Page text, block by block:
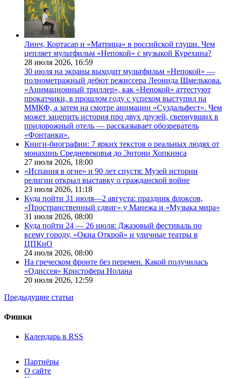
Линч, Кортасар и «Матрица» в российской глуши. Чем
цепляет мультфильм «Непокой» с музыкой Курехина?
28 июля 2026, 16:59
30 июля на экраны выходит мультфильм «Непокой» —
полнометражный дебют режиссера Леонида Шмелькова.
«Анимационный триллер», как «Непокой» аттестуют
прокатчики, в прошлом году с успехом выступил на
ММКФ, а затем на смотре анимации «Суздальфест». Чем
может зацепить история про двух друзей, свернувших в
придорожный отель — рассказывает обозреватель
«Фонтанки».
Книги-биографии: 7 ярких текстов о реальных людях от
монахинь Средневековья до Энтони Хопкинса
27 июля 2026, 18:00
«Испания в огне» и 90 лет спустя: Музей истории
религии открыл выставку о гражданской войне
23 июля 2026, 11:18
Куда пойти 31 июля—2 августа: праздник флоксов,
«Пространственный сдвиг» у Манежа и «Музыка мира»
31 июля 2026, 08:00
Куда пойти 24 — 26 июля: Джазовый фестиваль по
всему городу, «Окна Открой» и уличные театры в
ЦПКиО
24 июля 2026, 08:00
На греческом фронте без перемен. Какой получилась
«Одиссея» Кристофера Нолана
20 июля 2026, 12:59
Предыдущие статьи
Фишки
Календарь в RSS
Партнёры
О сайте